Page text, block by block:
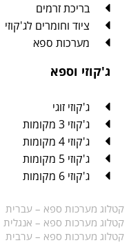
בריכת זרמים
ציוד וחומרים לג'קוזי
מערכות ספא
ג'קוזי וספא
ג'קוזי זוגי
ג'קוזי 3 מקומות
ג'קוזי 4 מקומות
ג'קוזי 5 מקומות
ג'קוזי 6 מקומות
קטלוג מערכות ספא – עברית
קטלוג מערכות ספא – אנגלית
קטלוג מערכות ספא – ערבית